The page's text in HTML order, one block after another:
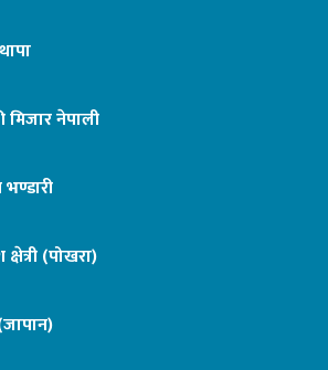
मिजार नेपाली
(पोखरा)